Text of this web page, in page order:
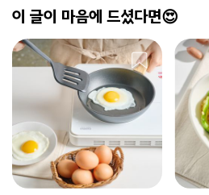
이 글이 마음에 드셨다면😍